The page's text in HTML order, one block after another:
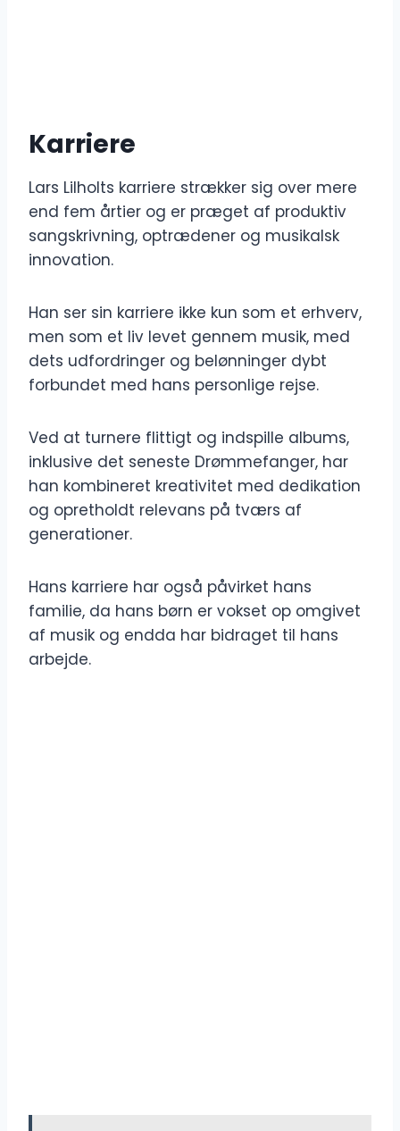
Karriere
Lars Lilholts karriere strækker sig over mere
end fem årtier og er præget af produktiv
sangskrivning, optrædener og musikalsk
innovation.
Han ser sin karriere ikke kun som et erhverv,
men som et liv levet gennem musik, med
dets udfordringer og belønninger dybt
forbundet med hans personlige rejse.
Ved at turnere flittigt og indspille albums,
inklusive det seneste Drømmefanger, har
han kombineret kreativitet med dedikation
og opretholdt relevans på tværs af
generationer.
Hans karriere har også påvirket hans
familie, da hans børn er vokset op omgivet
af musik og endda har bidraget til hans
arbejde.